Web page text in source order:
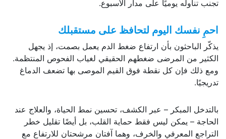
تجنب تناوله يوميًا على مدار الأسبوع.
احمِ نفسك اليوم لتحافظ على مستقبلك
يذكّر الباحثون بأن ارتفاع ضغط الدم يعمل بصمت، إذ يجهل
الكثير من المرضى ضغطهم الحقيقي لغياب الفحوص المنتظمة.
ومع ذلك فإن كل نقطة فوق القيم الموصى بها تضعف الدماغ
تدريجيًا.
بالتدخل المبكر – عبر الكشف، تحسين نمط الحياة، والعلاج عند
الحاجة – يمكن ليس فقط حماية القلب، بل أيضًا تقليل خطر
التراجع المعرفي والخرف، وهما آفتان مرشحتان للارتفاع مع